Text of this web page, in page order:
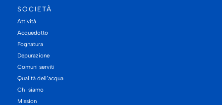
SOCIETÀ
Attività
Acquedotto
Fognatura
Depurazione
Comuni serviti
Qualità dell’acqua
Chi siamo
Mission